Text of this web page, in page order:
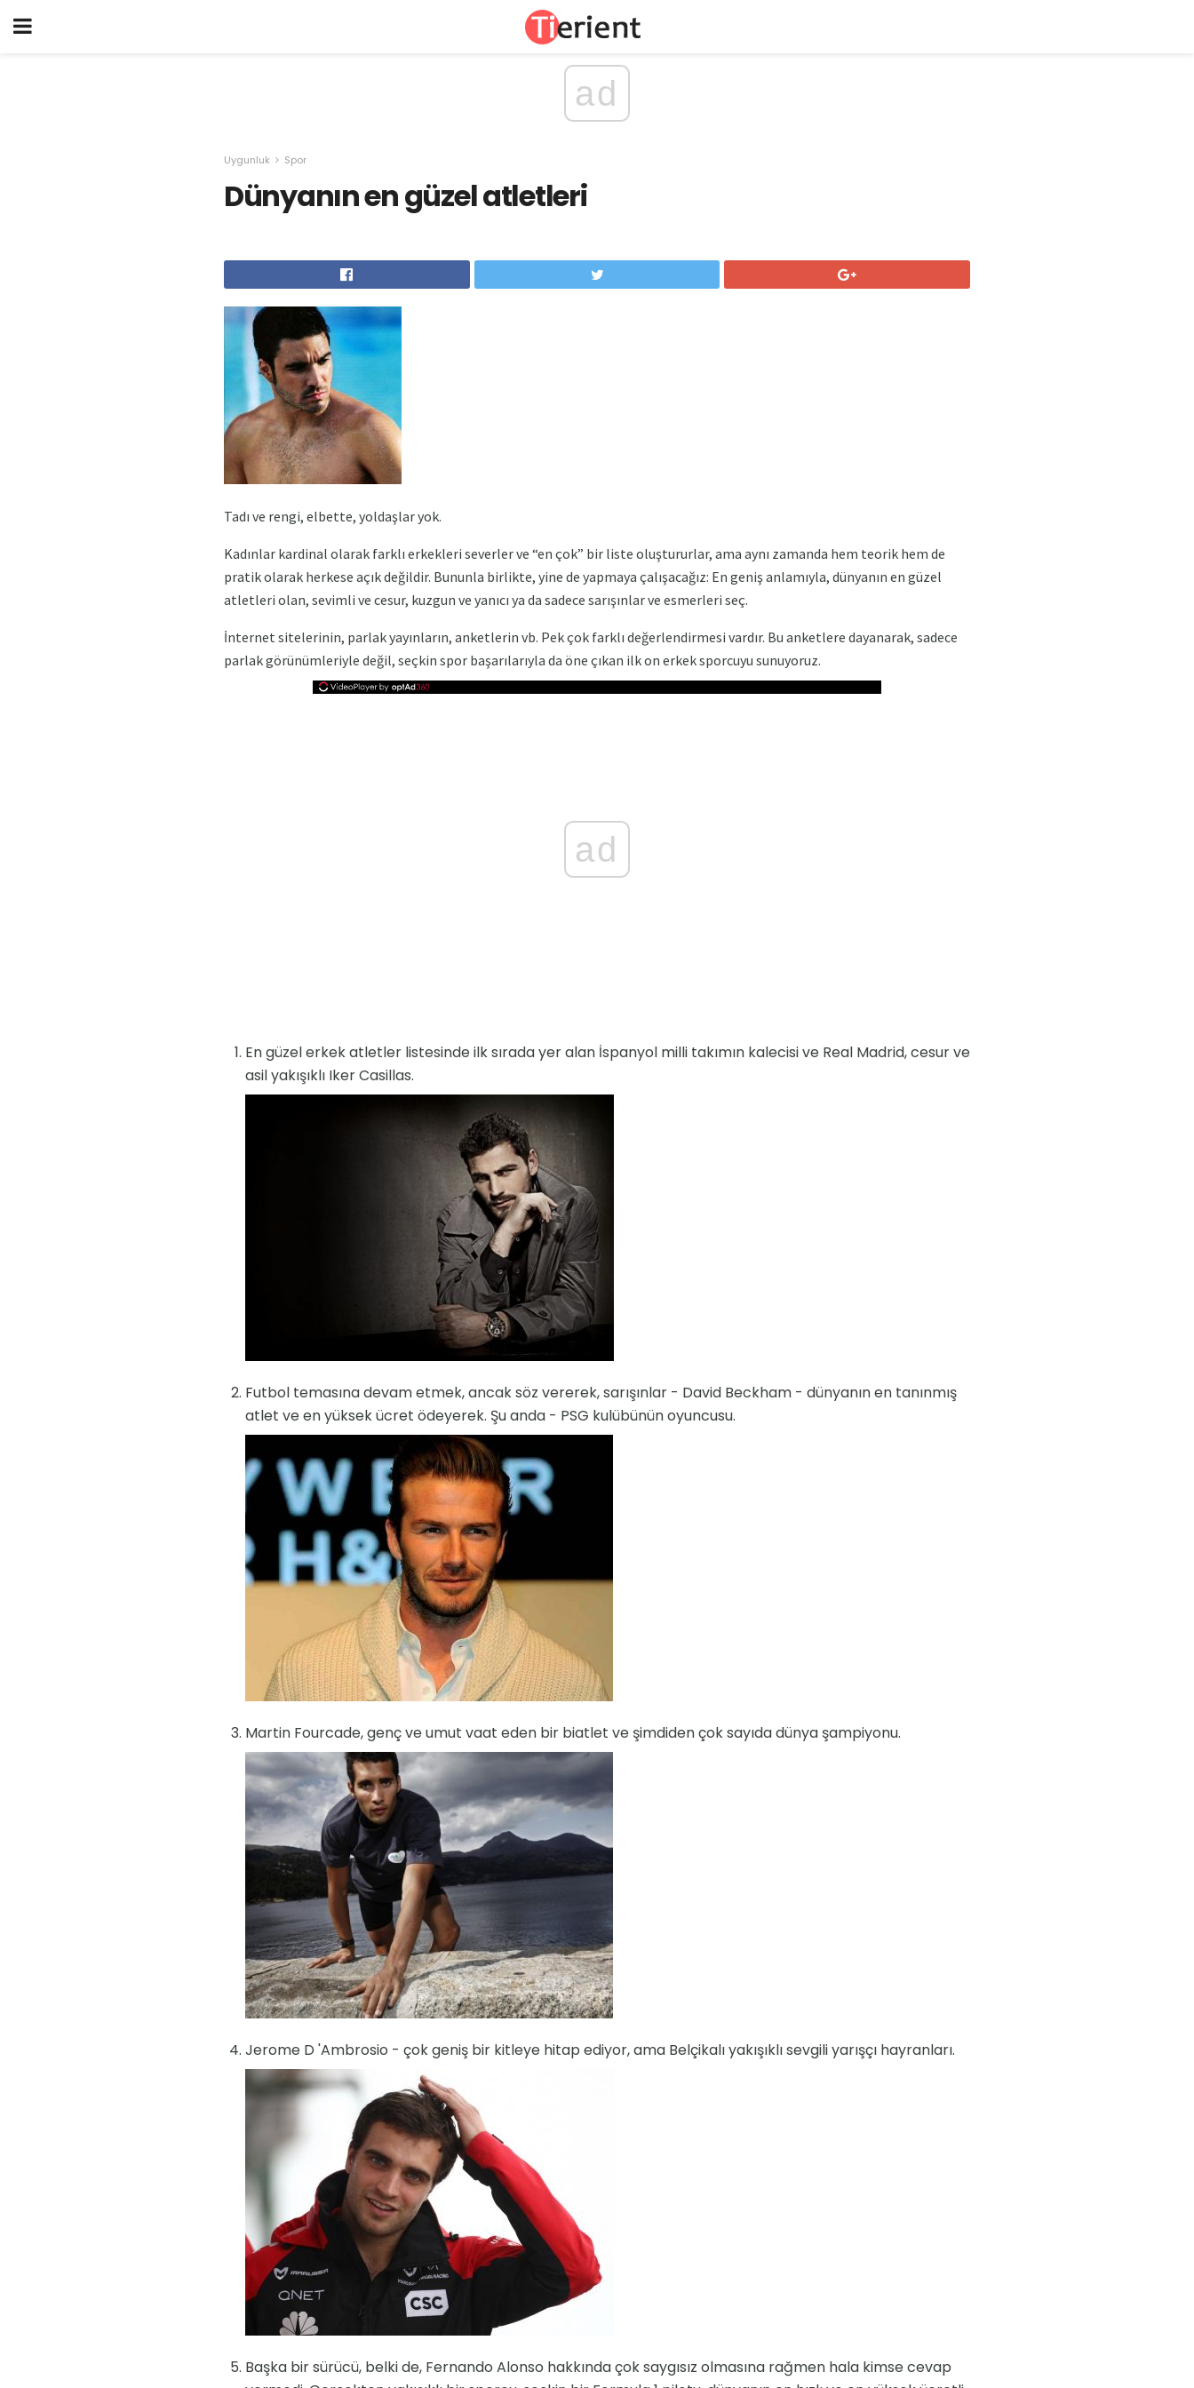
ad
Uygunluk Spor
Dünyanın en güzel atletleri
Tadı ve rengi, elbette, yoldaşlar yok.
Kadınlar kardinal olarak farklı erkekleri severler ve “en çok” bir liste oluştururlar, ama aynı zamanda hem teorik hem de
pratik olarak herkese açık değildir. Bununla birlikte, yine de yapmaya çalışacağız: En geniş anlamıyla, dünyanın en güzel
atletleri olan, sevimli ve cesur, kuzgun ve yanıcı ya da sadece sarışınlar ve esmerleri seç.
İnternet sitelerinin, parlak yayınların, anketlerin vb. Pek çok farklı değerlendirmesi vardır. Bu anketlere dayanarak, sadece
parlak görünümleriyle değil, seçkin spor başarılarıyla da öne çıkan ilk on erkek sporcuyu sunuyoruz.
ad
En güzel erkek atletler listesinde ilk sırada yer alan İspanyol milli takımın kalecisi ve Real Madrid, cesur ve
asil yakışıklı Iker Casillas.
Futbol temasına devam etmek, ancak söz vererek, sarışınlar - David Beckham - dünyanın en tanınmış
atlet ve en yüksek ücret ödeyerek. Şu anda - PSG kulübünün oyuncusu.
Martin Fourcade, genç ve umut vaat eden bir biatlet ve şimdiden çok sayıda dünya şampiyonu.
Jerome D 'Ambrosio - çok geniş bir kitleye hitap ediyor, ama Belçikalı yakışıklı sevgili yarışçı hayranları.
Başka bir sürücü, belki de, Fernando Alonso hakkında çok saygısız olmasına rağmen hala kimse cevap